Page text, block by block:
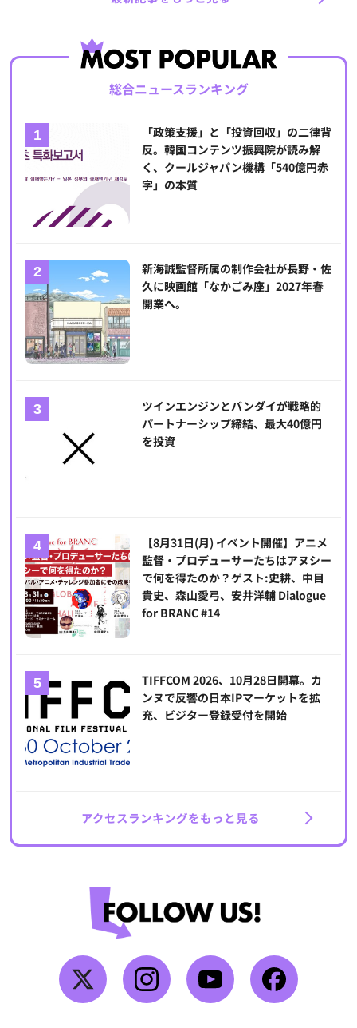
総合ニュースランキング
「政策支援」と「投資回収」の二律背
反。韓国コンテンツ振興院が読み解
く、クールジャパン機構「540億円赤
字」の本質
新海誠監督所属の制作会社が長野・佐
久に映画館「なかごみ座」2027年春
開業へ。
ツインエンジンとバンダイが戦略的
パートナーシップ締結、最大40億円
を投資
【8月31日(月) イベント開催】アニメ
監督・プロデューサーたちはアヌシー
で何を得たのか？ゲスト:史耕、中目
貴史、森山愛弓、安井洋輔 Dialogue
for BRANC #14
TIFFCOM 2026、10月28日開幕。カ
ンヌで反響の日本IPマーケットを拡
充、ビジター登録受付を開始
アクセスランキングをもっと見る